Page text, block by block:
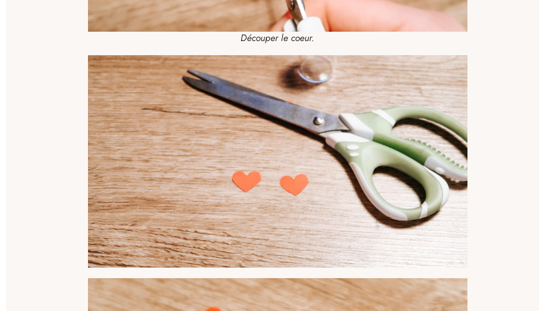
Découper le coeur.